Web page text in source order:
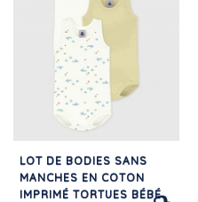
LOT DE BODIES SANS
MANCHES EN COTON
IMPRIMÉ TORTUES BÉBÉ